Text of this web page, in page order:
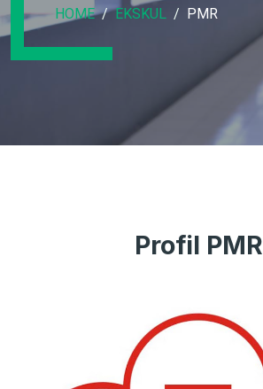
HOME EKSKUL PMR
Profil PMR